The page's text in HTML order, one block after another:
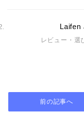
Laifen
レビュー・選
前の記事へ